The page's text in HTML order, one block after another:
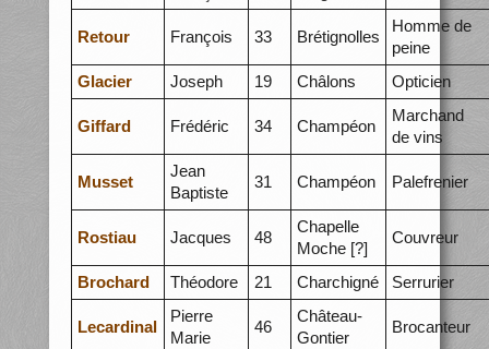
Retour François 33 Brétignolles
Homme de
peine
Glacier
Joseph 19 Châlons Opticien
Giffard Frédéric 34 Champéon
Marchand
de vins
Musset
Jean
Baptiste
31 Champéon Palefrenier
Rostiau Jacques 48
Chapelle
Moche [?]
Couvreur
Brochard Théodore 21 Charchigné Serrurier
Lecardinal
Pierre
Marie
46
Château-
Gontier
Brocanteur